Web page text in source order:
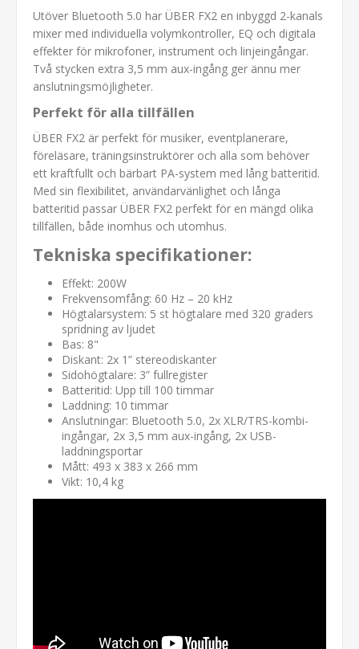
Utöver Bluetooth 5.0 har ÜBER FX2 en inbyggd 2-kanals
mixer med individuella volymkontroller, EQ och digitala
effekter för mikrofoner, instrument och linjeingångar.
Två stycken extra 3,5 mm aux-ingång ger ännu mer
anslutningsmöjligheter.
Perfekt för alla tillfällen
ÜBER FX2 är perfekt för musiker, eventplanerare,
föreläsare, träningsinstruktörer och alla som behöver
ett kraftfullt och bärbart PA-system med lång batteritid.
Med sin flexibilitet, användarvänlighet och långa
batteritid passar ÜBER FX2 perfekt för en mängd olika
tillfällen, både inomhus och utomhus.
Tekniska specifikationer:
Effekt: 200W
Frekvensomfång: 60 Hz – 20 kHz
Högtalarsystem: 5 st högtalare med 320 graders
spridning av ljudet
Bas: 8"
Diskant: 2x 1” stereodiskanter
Sidohögtalare: 3” fullregister
Batteritid: Upp till 100 timmar
Laddning: 10 timmar
Anslutningar: Bluetooth 5.0, 2x XLR/TRS-kombi-
ingångar, 2x 3,5 mm aux-ingång, 2x USB-
laddningsportar
Mått: 493 x 383 x 266 mm
Vikt: 10,4 kg